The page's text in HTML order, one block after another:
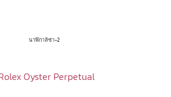
Oyster Perpetual